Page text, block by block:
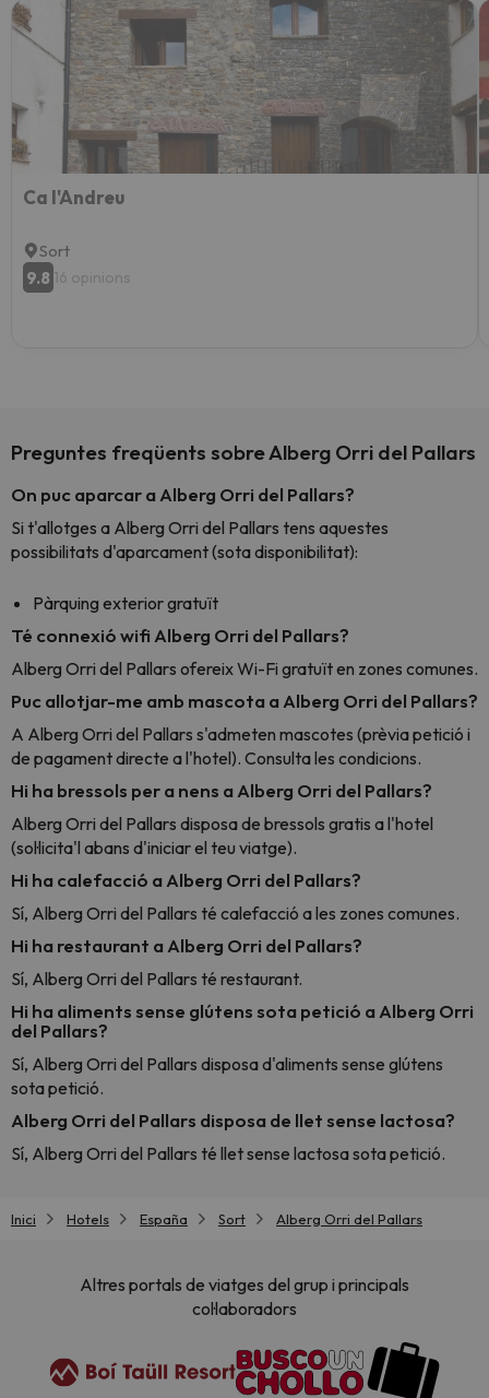
Ca l'Andreu
Sort
9.8 16 opinions
Preguntes freqüents sobre Alberg Orri del Pallars
On puc aparcar a Alberg Orri del Pallars?
Si t'allotges a Alberg Orri del Pallars tens aquestes
possibilitats d'aparcament (sota disponibilitat):
Pàrquing exterior gratuït
Té connexió wifi Alberg Orri del Pallars?
Alberg Orri del Pallars ofereix Wi-Fi gratuït en zones comunes.
Puc allotjar-me amb mascota a Alberg Orri del Pallars?
A Alberg Orri del Pallars s'admeten mascotes (prèvia petició i
de pagament directe a l'hotel). Consulta les condicions.
Hi ha bressols per a nens a Alberg Orri del Pallars?
Alberg Orri del Pallars disposa de bressols gratis a l'hotel
(sol·licita'l abans d'iniciar el teu viatge).
Hi ha calefacció a Alberg Orri del Pallars?
Sí, Alberg Orri del Pallars té calefacció a les zones comunes.
Hi ha restaurant a Alberg Orri del Pallars?
Sí, Alberg Orri del Pallars té restaurant.
Hi ha aliments sense glútens sota petició a Alberg Orri
del Pallars?
Sí, Alberg Orri del Pallars disposa d'aliments sense glútens
sota petició.
Alberg Orri del Pallars disposa de llet sense lactosa?
Sí, Alberg Orri del Pallars té llet sense lactosa sota petició.
Inici Hotels España Sort Alberg Orri del Pallars
Altres portals de viatges del grup i principals
col·laboradors